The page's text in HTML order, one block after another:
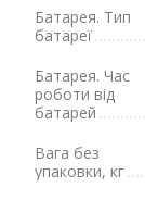
Батарея. Тип
батареї
Батарея. Час
роботи від
батарей
Вага без
упаковки, кг